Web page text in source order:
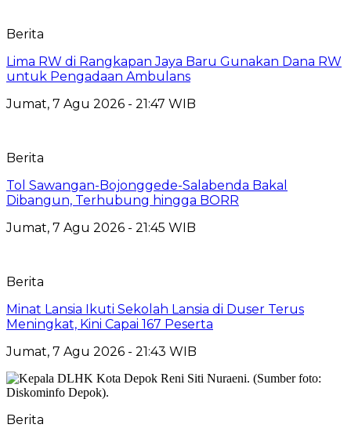
Berita
Lima RW di Rangkapan Jaya Baru Gunakan Dana RW
untuk Pengadaan Ambulans
Jumat, 7 Agu 2026 - 21:47 WIB
Berita
Tol Sawangan-Bojonggede-Salabenda Bakal
Dibangun, Terhubung hingga BORR
Jumat, 7 Agu 2026 - 21:45 WIB
Berita
Minat Lansia Ikuti Sekolah Lansia di Duser Terus
Meningkat, Kini Capai 167 Peserta
Jumat, 7 Agu 2026 - 21:43 WIB
Berita